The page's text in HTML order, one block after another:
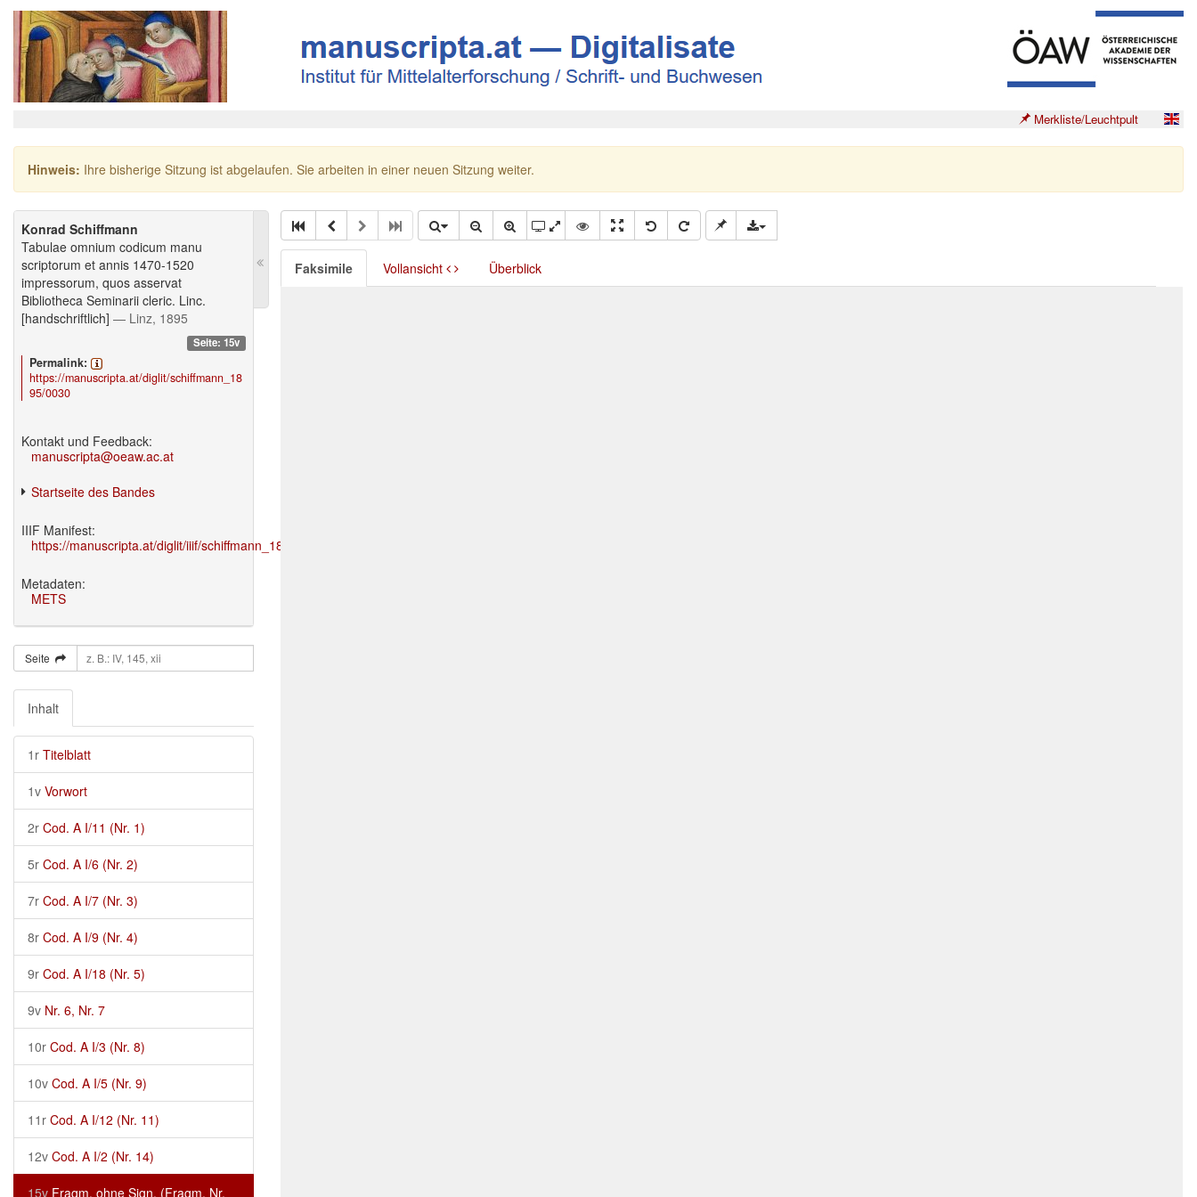
Merkliste/Leuchtpult
Hinweis: Ihre bisherige Sitzung ist abgelaufen. Sie arbeiten in einer neuen Sitzung weiter.
Konrad Schiffmann
Tabulae omnium codicum manu
scriptorum et annis 1470-1520
impressorum, quos asservat
Bibliotheca Seminarii cleric. Linc.
[handschriftlich] — Linz, 1895
Seite: 15v
Permalink:
https://manuscripta.at/diglit/schiffmann_18
95/0030
Kontakt und Feedback:
manuscripta@oeaw.ac.at
Startseite des Bandes
IIIF Manifest:
https://manuscripta.at/diglit/iiif/schiffmann_1895/manifest.json
Metadaten:
METS
Seite
Inhalt
1r Titelblatt
1v Vorwort
2r Cod. A I/11 (Nr. 1)
5r Cod. A I/6 (Nr. 2)
7r Cod. A I/7 (Nr. 3)
8r Cod. A I/9 (Nr. 4)
9r Cod. A I/18 (Nr. 5)
9v Nr. 6, Nr. 7
10r Cod. A I/3 (Nr. 8)
10v Cod. A I/5 (Nr. 9)
11r Cod. A I/12 (Nr. 11)
12v Cod. A I/2 (Nr. 14)
15v Fragm. ohne Sign. (Fragm. Nr.
Faksimile Vollansicht Überblick